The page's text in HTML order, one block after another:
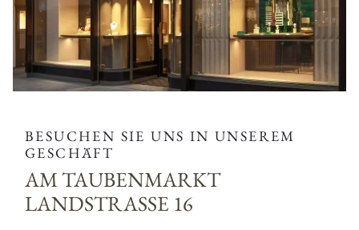
BESUCHEN SIE UNS IN UNSEREM
GESCHÄFT
AM TAUBENMARKT
LANDSTRASSE 16